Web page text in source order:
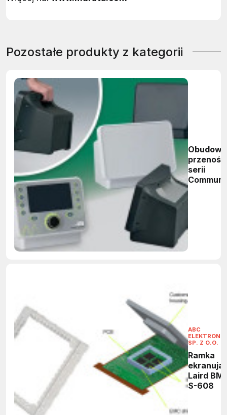
Pozostałe produkty z kategorii
Obudowy
serii
ABC
ELEKTRONIK
SP. Z O.O.
Ramka
Laird
S-608